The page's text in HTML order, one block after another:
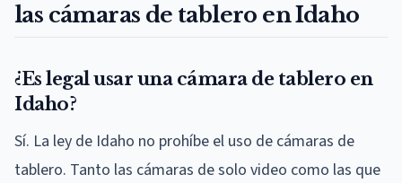
las cámaras de tablero en Idaho
¿Es legal usar una cámara de tablero en
Idaho?
Sí. La ley de Idaho no prohíbe el uso de cámaras de
tablero. Tanto las cámaras de solo video como las que